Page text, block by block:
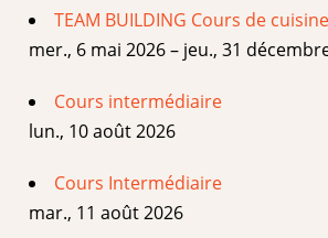
TEAM BUILDING Cours de
mer., 6 mai 2026 – jeu., 31
Cours intermédiaire
lun., 10 août 2026
Cours Intermédiaire
mar., 11 août 2026